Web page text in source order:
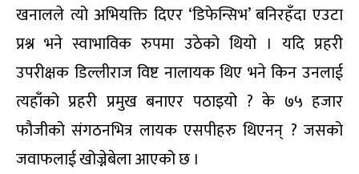
खनालले त्यो अभियक्ति दिएर ‘डिफेन्सिभ’ बनिरहँदा एउटा
प्रश्न भने स्वाभाविक रुपमा उठेको थियो । यदि प्रहरी
उपरीक्षक डिल्लीराज विष्ट नालायक थिए भने किन उनलाई
त्यहाँको प्रहरी प्रमुख बनाएर पठाइयो ? के ७५ हजार
फौजीको संगठनभित्र लायक एसपीहरु थिएनन् ? जसको
जवाफलाई खोज्नेबेला आएको छ ।